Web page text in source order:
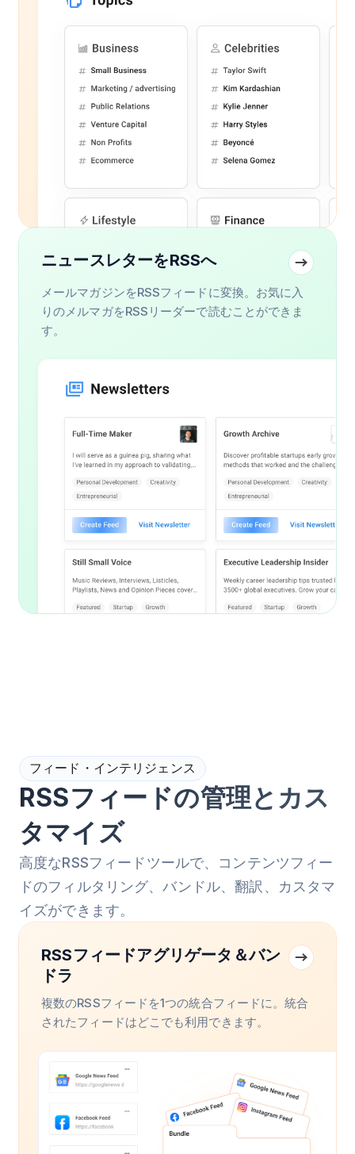
ニュースレターをRSSへ
メールマガジンをRSSフィードに変換。お気に入
りのメルマガをRSSリーダーで読むことができま
す。
フィード・インテリジェンス
RSSフィードの管理とカス
タマイズ
高度なRSSフィードツールで、コンテンツフィー
ドのフィルタリング、バンドル、翻訳、カスタマ
イズができます。
RSSフィードアグリゲータ＆バン
ドラ
複数のRSSフィードを1つの統合フィードに。統合
されたフィードはどこでも利用できます。